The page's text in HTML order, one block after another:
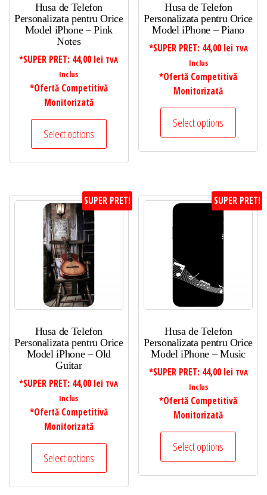
Husa de Telefon
Personalizata pentru Orice
Model iPhone – Pink
Notes
*SUPER PRET: 44,00 lei TVA
Inclus
*Ofertă Competitivă
Monitorizată
Select options
Husa de Telefon
Personalizata pentru Orice
Model iPhone – Piano
*SUPER PRET: 44,00 lei TVA
Inclus
*Ofertă Competitivă
Monitorizată
Select options
SUPER PRET!
Husa de Telefon
Personalizata pentru Orice
Model iPhone – Old
Guitar
*SUPER PRET: 44,00 lei TVA
Inclus
*Ofertă Competitivă
Monitorizată
Select options
SUPER PRET!
Husa de Telefon
Personalizata pentru Orice
Model iPhone – Music
*SUPER PRET: 44,00 lei TVA
Inclus
*Ofertă Competitivă
Monitorizată
Select options